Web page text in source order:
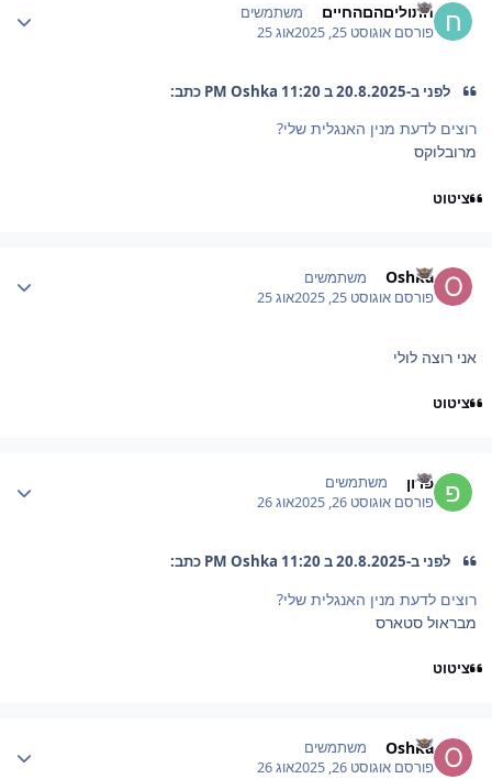
חתוליםהםהחיים משתמשים
פורסםאוגוסט 25, 2025 אוג 25
לפני ב-20.8.2025 ב 11:20 PM Oshka כתב:
רוצים לדעת מנין האנגלית שלי?
מרובלוקס
ציטוט
Oshka משתמשים
פורסםאוגוסט 25, 2025 אוג 25
אני רוצה לולי
ציטוט
פרון משתמשים
פורסםאוגוסט 26, 2025 אוג 26
לפני ב-20.8.2025 ב 11:20 PM Oshka כתב:
רוצים לדעת מנין האנגלית שלי?
מבראול סטארס
ציטוט
Oshka משתמשים
פורסםאוגוסט 26, 2025 אוג 26